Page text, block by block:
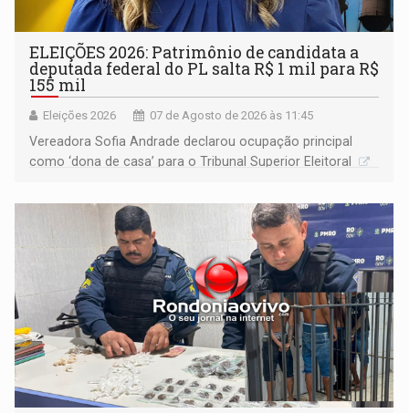
ELEIÇÕES 2026: Patrimônio de candidata a
deputada federal do PL salta R$ 1 mil para R$
155 mil
Eleições 2026 07 de Agosto de 2026 às 11:45
Vereadora Sofia Andrade declarou ocupação principal
como ‘dona de casa’ para o Tribunal Superior Eleitoral